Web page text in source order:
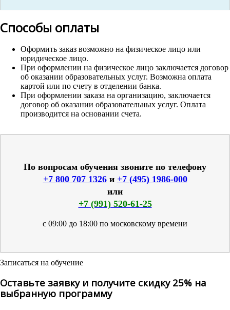
Способы оплаты
Оформить заказ возможно на физическое лицо или
юридическое лицо.
При оформлении на физическое лицо заключается договор
об оказании образовательных услуг. Возможна оплата
картой или по счету в отделении банка.
При оформлении заказа на организацию, заключается
договор об оказании образовательных услуг. Оплата
производится на основании счета.
По вопросам обучения звоните по телефону
+7 800 707 1326и +7 (495) 1986-000
или
+7 (991) 520-61-25
с 09:00 до 18:00 по московскому времени
Записаться на обучение
Оставьте заявку и получите скидку 25% на
выбранную программу